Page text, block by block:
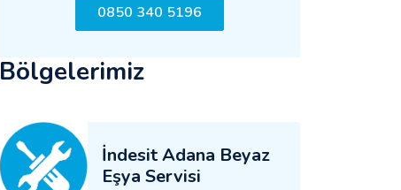
0850 340 5196
Bölgelerimiz
İndesit Adana Beyaz
Eşya Servisi